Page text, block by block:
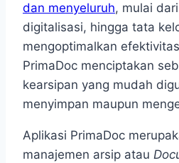
dan menyeluruh, mulai
digitalisasi, hingga tata
mengoptimalkan
PrimaDoc menciptakan
kearsipan yang mudah
menyimpan maupun
Aplikasi PrimaDoc
manajemen arsip atau